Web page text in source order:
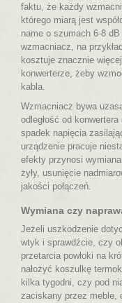
faktu, że każdy
którego miarą jest
name o szumach 6-8
wzmacniacz, na
kosztuje znacznie
konwerterze, żeby
kabla.
Wzmacniacz bywa
odległość od
spadek napięcia
urządzenie pracuje
efekty przynosi
żyły, usunięcie
jakości połączeń.
Wymiana czy
Jeżeli uszkodzenie
wtyk i sprawdźcie, czy
przetarcia powłoki na
nałożyć koszulkę
kilka tygodni, czy pod
zaciskany przez meble,